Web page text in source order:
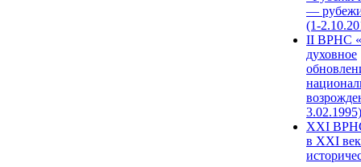
—
(1-
II ВРНС
духовное
3.02.1995)
XХI
в XXI